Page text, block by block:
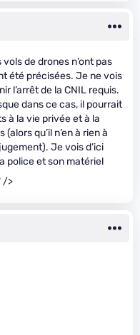
de drones n’ont pas
été précisées. Je ne vois
l’arrêt de la CNIL requis.
dans ce cas, il pourrait
à la vie privée et à la
qu’il n’en à rien à
Je vois d’ici
police et son matériel
/>